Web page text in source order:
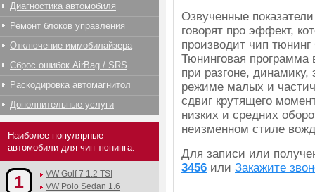
Озвученные
говорят про эффект,
производит чип
Тюнинговая программа
при разгоне, динамику,
режиме малых и
сдвиг крутящего
низких и средних
неизменном стиле
Для записи или
3456 или Закажите
Диагностика автомобиля
Ремонт блоков управления
Отключение иммобилайзера
Сброс ошибок AirBag / SRS
Раскодировка автомагнитол
Дополнительные услуги
Наиболее популярные
автомобили для чип тюнинга:
1
VW Golf 7 1.2 TSI
VW Polo Sedan 1.6